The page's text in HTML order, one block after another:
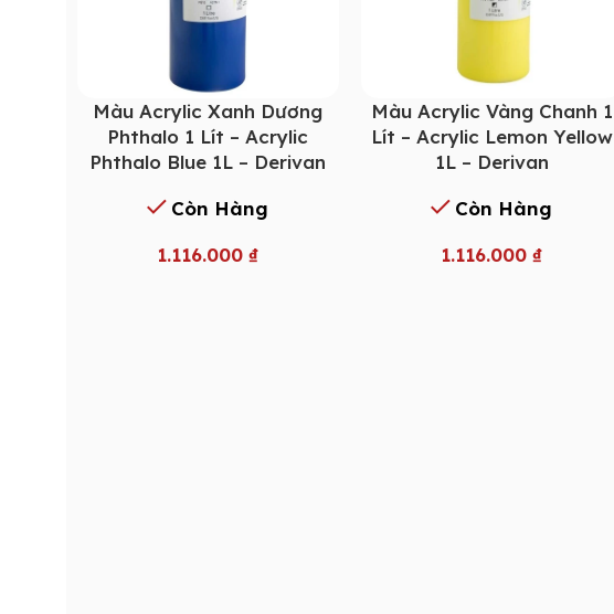
Màu Acrylic Xanh Dương
Phthalo 1 Lít – Acrylic
Phthalo Blue 1L – Derivan
Còn Hàng
1.116.000₫
Màu Acrylic Vàng Chanh 1
Lít – Acrylic Lemon Yellow
1L – Derivan
Còn Hàng
1.116.000₫